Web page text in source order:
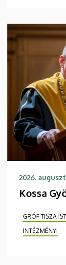
2026.
Kossa
GRÓF TISZA
INTÉZMÉNYI